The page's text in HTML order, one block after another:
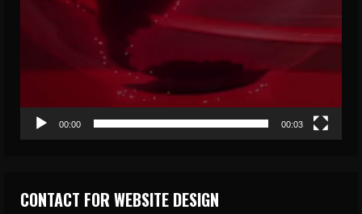
00:00 00:03
CONTACT FOR WEBSITE DESIGN